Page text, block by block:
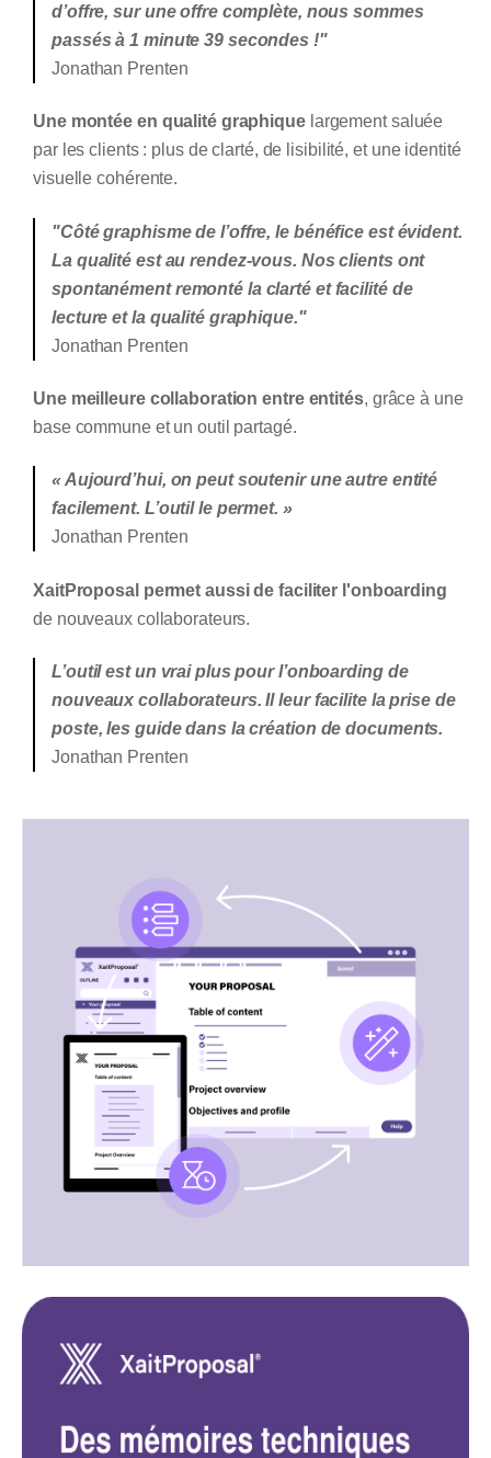
d’offre, sur une offre complète, nous sommes
passés à 1 minute 39 secondes !"
Jonathan Prenten
Une montée en qualité graphiquelargement saluée
par les clients : plus de clarté, de lisibilité, et une identité
visuelle cohérente.
"Côté graphisme de l’offre, le bénéfice est évident.
La qualité est au rendez-vous. Nos clients ont
spontanément remonté la clarté et facilité de
lecture et la qualité graphique."
Jonathan Prenten
Une meilleure collaboration entre entités, grâce à une
base commune et un outil partagé.
« Aujourd’hui, on peut soutenir une autre entité
facilement. L’outil le permet. »
Jonathan Prenten
XaitProposal permet aussi de faciliter l'onboarding
de nouveaux collaborateurs.
L’outil est un vrai plus pour l’onboarding de
nouveaux collaborateurs. Il leur facilite la prise de
poste, les guide dans la création de documents.
Jonathan Prenten